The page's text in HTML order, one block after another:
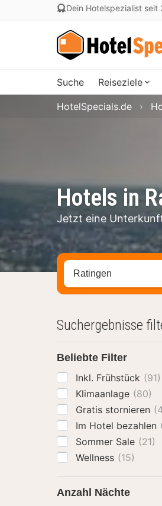
Dein Hotelspezialist seit
Suche Reiseziele
Hotels in
Jetzt eine
HotelSpecials.de
Stadt, Region oder
Suchergebnisse
Beliebte Filter
Inkl. Frühstück (91)
Klimaanlage (80)
Gratis stornieren
Im Hotel bezahlen
Sommer Sale (21)
Wellness (15)
Anzahl Nächte